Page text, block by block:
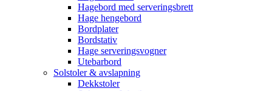
Hagebord med serveringsbrett
Hage hengebord
Bordplater
Bordstativ
Hage serveringsvogner
Utebarbord
Solstoler & avslapning
Dekkstoler